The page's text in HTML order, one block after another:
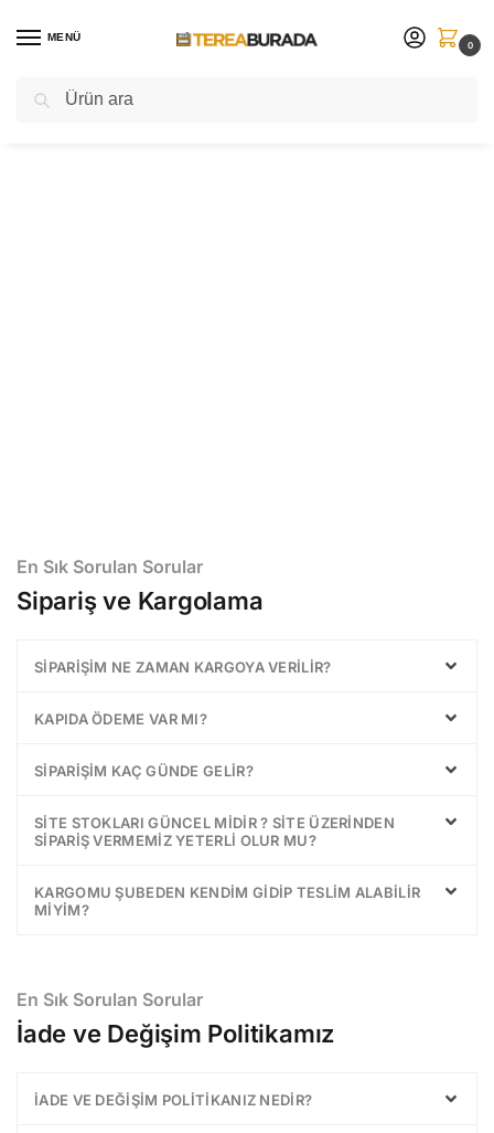
MENÜ
0
Sınırlı sayıda ⚡ yeni ürünleri sakın kaçırmayın!
En Sık Sorulan Sorular
Sipariş ve Kargolama
SIPARIŞIM NE ZAMAN KARGOYA VERILIR?
KAPIDA ÖDEME VAR MI?
SIPARIŞIM KAÇ GÜNDE GELIR?
SITE STOKLARI GÜNCEL MIDIR ? SITE ÜZERINDEN
SIPARIŞ VERMEMIZ YETERLI OLUR MU?
KARGOMU ŞUBEDEN KENDIM GIDIP TESLIM ALABILIR
MIYIM?
En Sık Sorulan Sorular
İade ve Değişim Politikamız
İADE VE DEĞIŞIM POLITIKANIZ NEDIR?